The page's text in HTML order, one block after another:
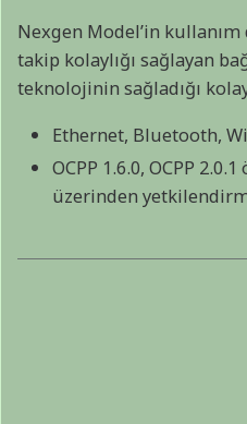
Nexgen Model’in
takip kolaylığı sağlayan
teknolojinin sağladığı
Ethernet, Bluetooth,
OCPP 1.6.0, OCPP
üzerinden